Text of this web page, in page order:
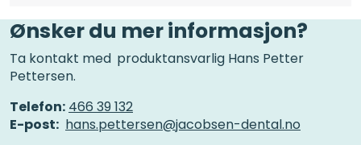
Ønsker du mer informasjon?
Ta kontakt med produktansvarlig Hans Petter
Pettersen.
Telefon: 466 39 132
E-post: hans.pettersen@jacobsen-dental.no